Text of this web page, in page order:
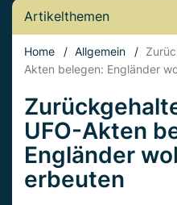
Artikelthemen
Home / Allgemein /
Akten belegen: Engländer
UFO-Akten
Engländer
erbeuten